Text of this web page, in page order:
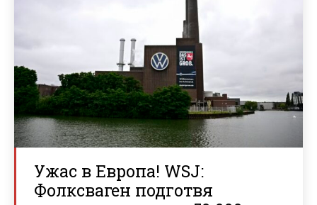
Ужас в Европа! WSJ:
Фолксваген подготвя